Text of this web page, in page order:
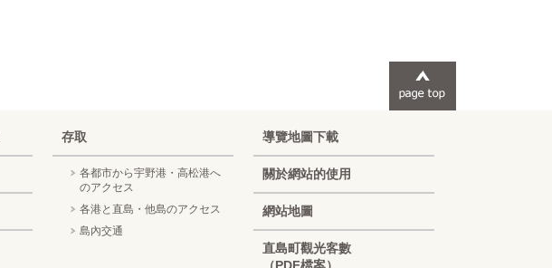
存取
各都市から宇野港・高松港へ
のアクセス
各港と直島・他島のアクセス
島內交通
導覽地圖下載
關於網站的使用
網站地圖
直島町觀光客數
Korean